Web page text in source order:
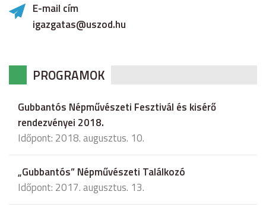
E-mail cím
igazgatas@uszod.hu
PROGRAMOK
Gubbantós Népművészeti Fesztivál és kisérő
rendezvényei 2018.
Időpont: 2018. augusztus. 10.
„Gubbantós” Népművészeti Találkozó
Időpont: 2017. augusztus. 13.